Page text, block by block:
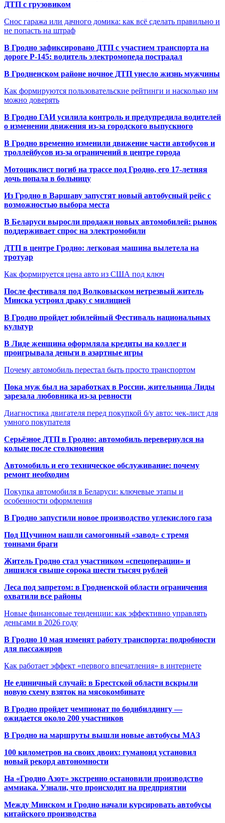
ДТП с грузовиком
Снос гаража или дачного домика: как всё сделать правильно и
не попасть на штраф
В Гродно зафиксировано ДТП с участием транспорта на
дороге Р-145: водитель электромопеда пострадал
В Гродненском районе ночное ДТП унесло жизнь мужчины
Как формируются пользовательские рейтинги и насколько им
можно доверять
В Гродно ГАИ усилила контроль и предупредила водителей
о изменении движения из-за городского выпускного
В Гродно временно изменили движение части автобусов и
троллейбусов из-за ограничений в центре города
Мотоциклист погиб на трассе под Гродно, его 17-летняя
дочь попала в больницу
Из Гродно в Варшаву запустят новый автобусный рейс с
возможностью выбора места
В Беларуси выросли продажи новых автомобилей: рынок
поддерживает спрос на электромобили
ДТП в центре Гродно: легковая машина вылетела на
тротуар
Как формируется цена авто из США под ключ
После фестиваля под Волковыском нетрезвый житель
Минска устроил драку с милицией
В Гродно пройдет юбилейный Фестиваль национальных
культур
В Лиде женщина оформляла кредиты на коллег и
проигрывала деньги в азартные игры
Почему автомобиль перестал быть просто транспортом
Пока муж был на заработках в России, жительница Лиды
зарезала любовника из-за ревности
Диагностика двигателя перед покупкой б/у авто: чек-лист для
умного покупателя
Серьёзное ДТП в Гродно: автомобиль перевернулся на
кольце после столкновения
Автомобиль и его техническое обслуживание: почему
ремонт необходим
Покупка автомобиля в Беларуси: ключевые этапы и
особенности оформления
В Гродно запустили новое производство углекислого газа
Под Щучином нашли самогонный «завод» с тремя
тоннами браги
Житель Гродно стал участником «спецоперации» и
лишился свыше сорока шести тысяч рублей
Леса под запретом: в Гродненской области ограничения
охватили все районы
Новые финансовые тенденции: как эффективно управлять
деньгами в 2026 году
В Гродно 10 мая изменят работу транспорта: подробности
для пассажиров
Как работает эффект «первого впечатления» в интернете
Не единичный случай: в Брестской области вскрыли
новую схему взяток на мясокомбинате
В Гродно пройдет чемпионат по бодибилдингу —
ожидается около 200 участников
В Гродно на маршруты вышли новые автобусы МАЗ
100 километров на своих двоих: гуманоид установил
новый рекорд автономности
На «Гродно Азот» экстренно остановили производство
аммиака. Узнали, что происходит на предприятии
Между Минском и Гродно начали курсировать автобусы
китайского производства